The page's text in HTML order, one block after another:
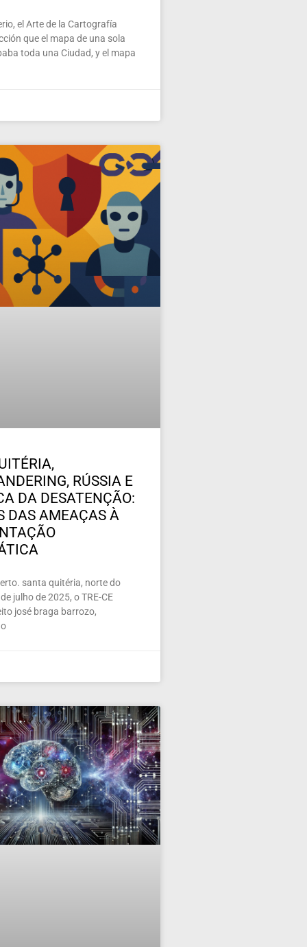
el Arte de la Cartografía
que el mapa de una sola
toda una Ciudad, y el mapa
RÚSSIA E
DA DESATENÇÃO:
DAS AMEAÇAS À
santa quitéria, norte do
julho de 2025, o TRE-CE
josé braga barrozo,